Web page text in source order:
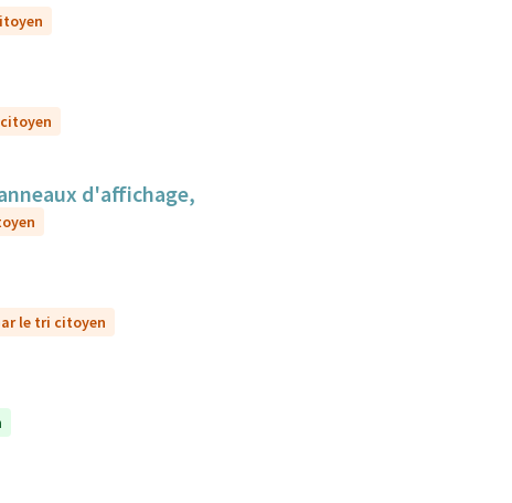
d'affichage,
le tri citoyen